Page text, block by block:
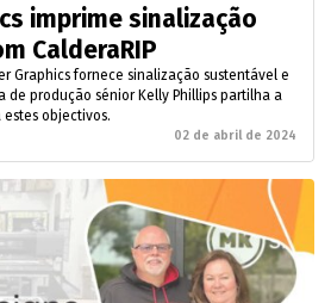
imprime sinalização
CalderaRIP
Graphics fornece sinalização sustentável e
de produção sénior Kelly Phillips partilha a
objectivos.
02 de abril de 2024